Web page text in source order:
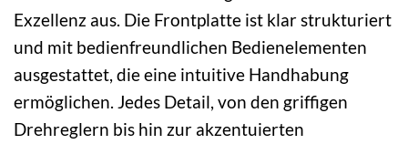
Exzellenz aus. Die Frontplatte ist klar strukturiert
und mit bedienfreundlichen Bedienelementen
ausgestattet, die eine intuitive Handhabung
ermöglichen. Jedes Detail, von den griffigen
Drehreglern bis hin zur akzentuierten